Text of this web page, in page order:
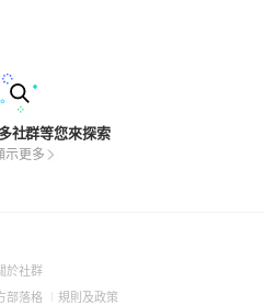
社群等您來探索
示更多
於社群(Open
部落格 (Open
規則及政策(Open